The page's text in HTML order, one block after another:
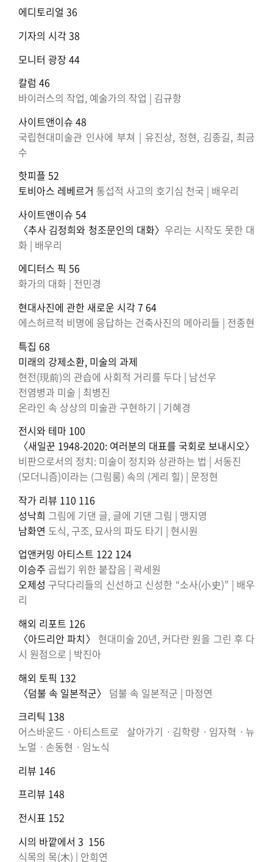
에디토리얼 36
기자의 시각 38
모니터 광장 44
칼럼 46
바이러스의 작업, 예술가의 작업 | 김규항
사이트앤이슈 48
국립현대미술관 인사에 부쳐 | 유진상, 정현, 김종길, 최금
수
핫피플 52
토비아스 레베르거 통섭적 사고의 호기심 천국 | 배우리
사이트앤이슈 54
〈추사 김정희와 청조문인의 대화〉 우리는 시작도 못한 대
화 | 배우리
에디터스 픽 56
화가의 대화 | 전민경
현대사진에 관한 새로운 시각 7 64
에스허르적 비명에 응답하는 건축사진의 메아리들 | 전종현
특집 68
미래의 강제소환, 미술의 과제
현전(現前)의 관습에 사회적 거리를 두다 | 남선우
전염병과 미술 | 최병진
온라인 속 상상의 미술관 구현하기 | 기혜경
전시와 테마 100
〈새일꾼 1948-2020: 여러분의 대표를 국회로 보내시오〉
비판으로서의 정치: 미술이 정치와 상관하는 법 | 서동진
(모더니즘)이라는 (그림룸) 속의 (게리 힐) | 문정현
작가 리뷰 110 116
성낙희 그림에 기댄 글, 글에 기댄 그림 | 맹지영
남화연 도식, 구조, 묘사의 파도 타기 | 현시원
업앤커밍 아티스트 122 124
이승주 곱씹기 위한 붙잡음 | 곽세원
오제성 구닥다리들의 신선하고 신성한 “소사(小史)” | 배우
리
해외 리포트 126
〈아드리안 파치〉 현대미술 20년, 커다란 원을 그린 후 다
시 원점으로 | 박진아
해외 토픽 132
〈덤불 속 일본적군〉 덤불 속 일본적군 | 마정연
크리틱 138
어스바운드ㆍ아티스트로 살아가기ㆍ김학량ㆍ임자혁ㆍ뉴
노멀ㆍ손동현ㆍ임노식
리뷰 146
프리뷰 148
전시표 152
시의 바깥에서 3 156
식목의 목(木) | 안희연